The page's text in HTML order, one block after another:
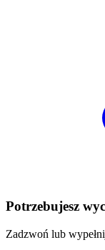
Potrzebujesz
Zadzwoń lub